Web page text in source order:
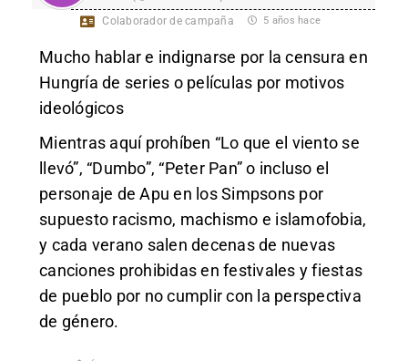
Colaborador de campaña 5 años hace
Mucho hablar e indignarse por la censura en
Hungría de series o películas por motivos
ideológicos
Mientras aquí prohíben “Lo que el viento se
llevó”, “Dumbo”, “Peter Pan” o incluso el
personaje de Apu en los Simpsons por
supuesto racismo, machismo e islamofobia,
y cada verano salen decenas de nuevas
canciones prohibidas en festivales y fiestas
de pueblo por no cumplir con la perspectiva
de género.